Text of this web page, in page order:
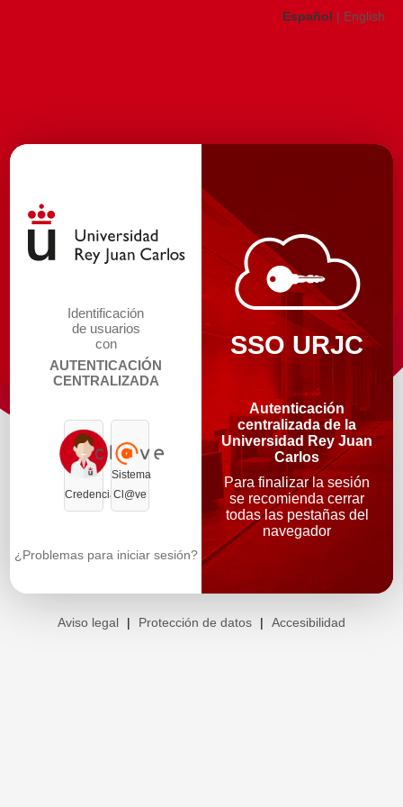
Español | English
Identificación
de usuarios
con
AUTENTICACIÓN
CENTRALIZADA
Credenciales
Sistema
Cl@ve
¿Problemas para iniciar sesión?
SSO URJC
Autenticación
centralizada de la
Universidad Rey Juan
Carlos
Para finalizar la sesión
se recomienda cerrar
todas las pestañas del
navegador
Aviso legal | Protección de datos | Accesibilidad